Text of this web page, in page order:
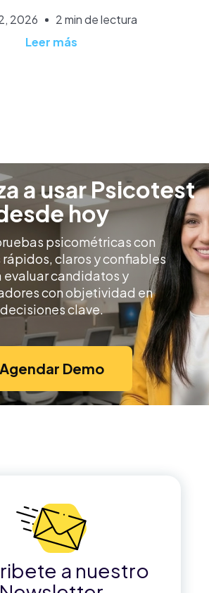
2026
2 min de lectura
Leer más
a usar Psicotest
hoy
psicométricas con
claros y confiables
evaluar candidatos y
con objetividad en
decisiones clave.
Agendar Demo
a nuestro